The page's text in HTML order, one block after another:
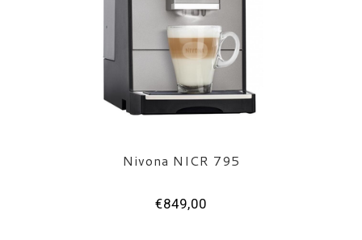
Nivona NICR 795
€849,00